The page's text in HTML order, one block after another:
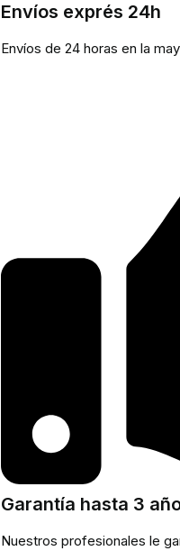
Envíos exprés 24h
Envíos de 24 horas en la
Garantía hasta 3
Nuestros profesionales le